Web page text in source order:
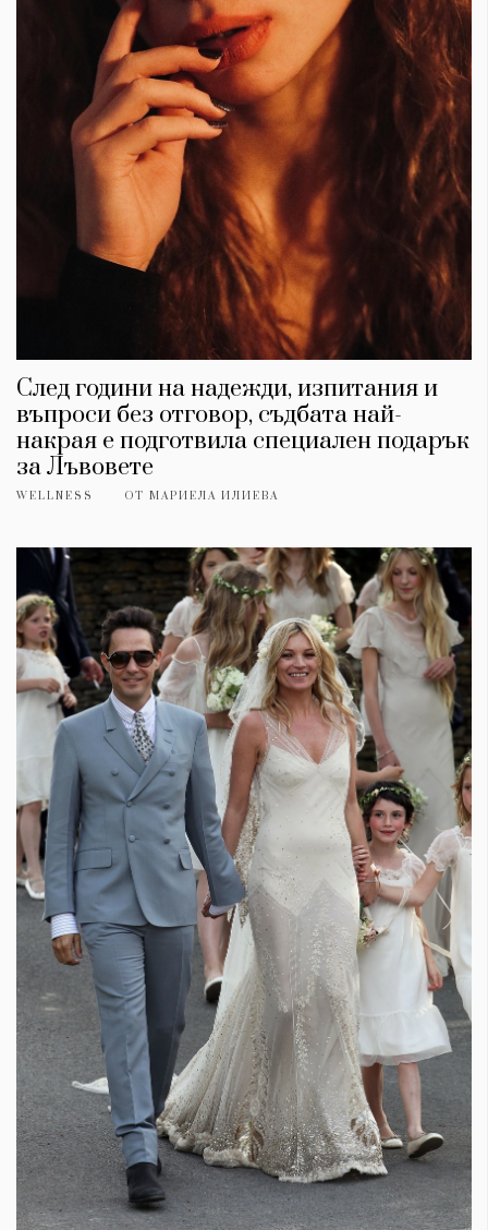
След години на надежди, изпитания и
въпроси без отговор, съдбата най-
накрая е подготвила специален подарък
за Лъвовете
WELLNESS ОТ МАРИЕЛА ИЛИЕВА
КАТЕГОРИИ
Wine&Dine
Подкасти
Мода
Dialogue
Изкуство
Красота
Цветно
Гурме
Пътувай
Wellness
ЗА НАС
Условия за
ползване
За нас
Реклама
Политика за
поверителност
ModerenDom
СЛЕДВАЙТЕ НИ
Facebook Instagram Twitter
Pinterest
YouTube
Spotify Soundcloud
Ако нашият сайт ви харесва, можете да се абонирате за
седмичния ни нюзлетър тук:
© 2026, HighViewArt | Всички права запазени